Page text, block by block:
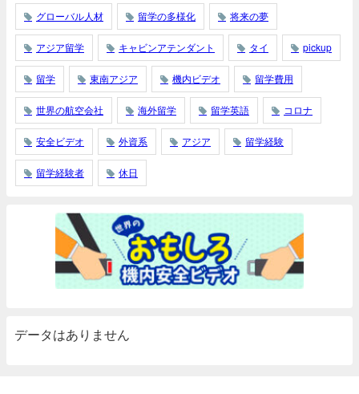
グローバル人材 留学の多様化 将来の夢
アジア留学 キャビンアテンダント タイ pickup
留学 東南アジア 機内ビデオ 留学費用
世界の航空会社 海外留学 留学英語 コロナ
安全ビデオ 外資系 アジア 留学経験
留学経験者 休日
データはありません